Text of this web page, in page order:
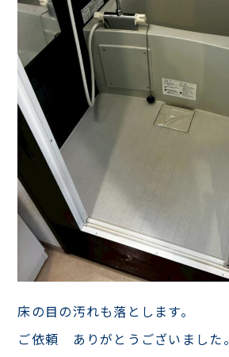
床の目の汚れも落とします。
ご依頼 ありがとうございました。